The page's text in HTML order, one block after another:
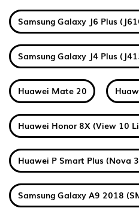
Samsung Galaxy J6 Plus
Samsung Galaxy J4 Plus
Huawei Mate 20
Huawei Honor 8X (View 10
Huawei P Smart Plus (Nova
Samsung Galaxy A9 2018